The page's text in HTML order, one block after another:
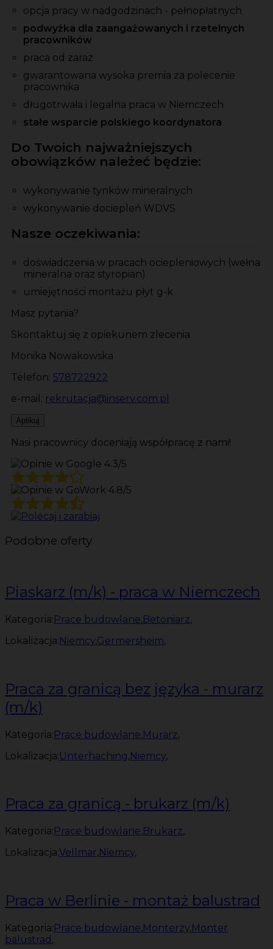
opcja pracy w nadgodzinach - pełnopłatnych
podwyżka dla zaangażowanych i rzetelnych
pracowników
praca od zaraz
gwarantowana wysoka premia za polecenie
pracownika
długotrwała i legalna praca w Niemczech
stałe wsparcie polskiego koordynatora
Do Twoich najważniejszych
obowiązków należeć będzie:
wykonywanie tynków mineralnych
wykonywanie dociepleń WDVS
Nasze oczekiwania:
doświadczenia w pracach ociepleniowych (wełna
mineralna oraz styropian)
umiejętności montażu płyt g-k
Masz pytania?
Skontaktuj się z opiekunem zlecenia
Monika Nowakowska
Telefon: 578722922
e-mail: rekrutacja@inserv.com.pl
Aplikuj
Nasi pracownicy doceniają współpracę z nami!
4.3/5
4.8/5
Podobne oferty
Piaskarz (m/k) - praca w Niemczech
Kategoria:Prace budowlane,Betoniarz,
Lokalizacja:Niemcy,Germersheim,
Praca za granicą bez języka - murarz
(m/k)
Kategoria:Prace budowlane,Murarz,
Lokalizacja:Unterhaching,Niemcy,
Praca za granicą - brukarz (m/k)
Kategoria: Prace budowlane,Brukarz,
Lokalizacja:Vellmar,Niemcy,
Praca w Berlinie - montaż balustrad
Kategoria:Prace budowlane,Monterzy,Monter
balustrad ,